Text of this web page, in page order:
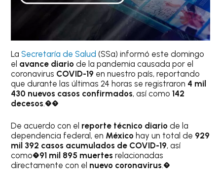
LaSecretaría de Salud (SSa) informó este domingo
el avance diario de la pandemia causada por el
coronavirus COVID-19 en nuestro país, reportando
que durante las últimas 24 horas se registraron 4 mil
430 nuevos casos confirmados, así como142
decesos.��
De acuerdo con el reporte técnico diario de la
dependencia federal, en México hay un total de 929
mil 392 casos acumulados de COVID-19, así
como�91 mil 895 muertes relacionadas
directamente con el nuevo coronavirus.�